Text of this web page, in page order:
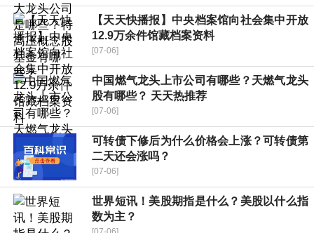
【天天快播报】中央档案馆向社会集中开放
12.9万余件馆藏档案资料
[07-06]
中国燃气龙头上市公司有哪些？天燃气龙头
股有哪些？ 天天热推荐
[07-06]
可转债下修后为什么价格会上涨？可转债第
二天还会涨吗？
[07-06]
世界短讯！美股期指是什么？美股以什么指
数为主？